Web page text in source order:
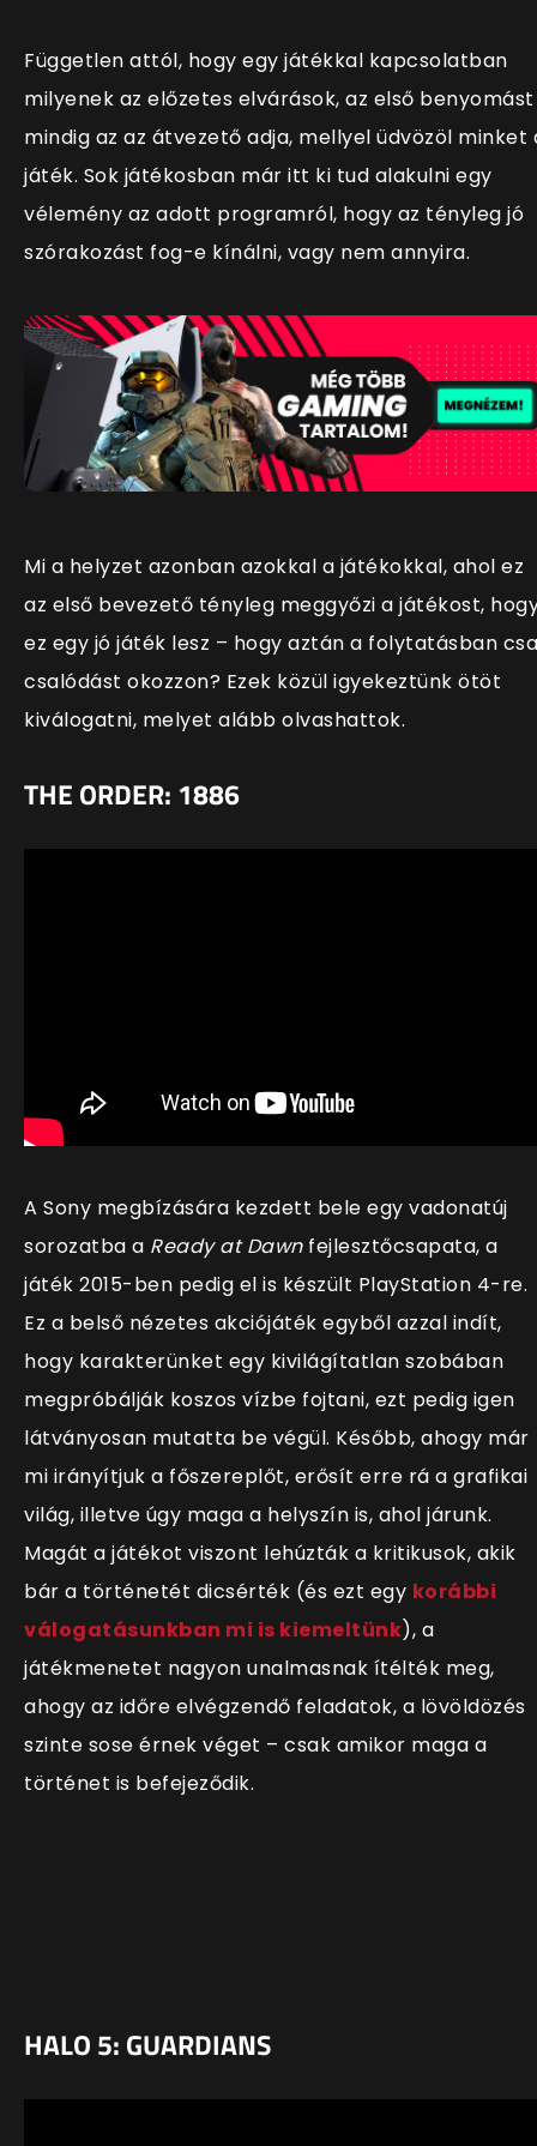
Független attól, hogy egy játékkal kapcsolatban
milyenek az előzetes elvárások, az első benyomást
mindig az az átvezető adja, mellyel üdvözöl minket
játék. Sok játékosban már itt ki tud alakulni egy
vélemény az adott programról, hogy az tényleg jó
szórakozást fog-e kínálni, vagy nem annyira.
Mi a helyzet azonban azokkal a játékokkal, ahol ez
az első bevezető tényleg meggyőzi a játékost,
ez egy jó játék lesz – hogy aztán a folytatásban
csalódást okozzon? Ezek közül igyekeztünk ötöt
kiválogatni, melyet alább olvashattok.
THE ORDER: 1886
A Sony megbízására kezdett bele egy vadonatúj
sorozatba a Ready at Dawnfejlesztőcsapata, a
játék 2015-ben pedig el is készült PlayStation 4-re.
Ez a belső nézetes akciójáték egyből azzal indít,
hogy karakterünket egy kivilágítatlan szobában
megpróbálják koszos vízbe fojtani, ezt pedig igen
látványosan mutatta be végül. Később, ahogy már
mi irányítjuk a főszereplőt, erősít erre rá a grafikai
világ, illetve úgy maga a helyszín is, ahol járunk.
Magát a játékot viszont lehúzták a kritikusok, akik
bár a történetét dicsérték (és ezt egy korábbi
válogatásunkban mi is kiemeltünk), a
játékmenetet nagyon unalmasnak ítélték meg,
ahogy az időre elvégzendő feladatok, a lövöldözés
szinte sose érnek véget – csak amikor maga a
történet is befejeződik.
HALO 5: GUARDIANS